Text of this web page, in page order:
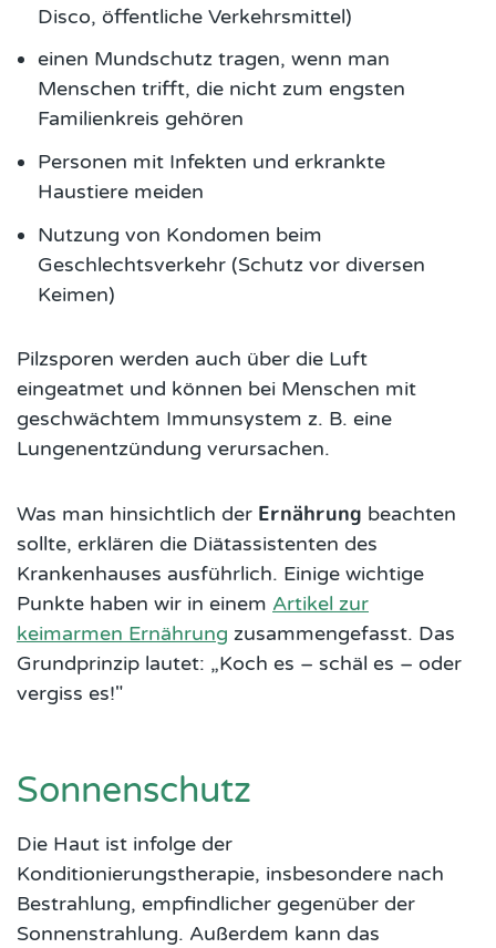
Disco, öffentliche Verkehrsmittel)
einen Mundschutz tragen, wenn man
Menschen trifft, die nicht zum engsten
Familienkreis gehören
Personen mit Infekten und erkrankte
Haustiere meiden
Nutzung von Kondomen beim
Geschlechtsverkehr (Schutz vor diversen
Keimen)
Pilzsporen werden auch über die Luft
eingeatmet und können bei Menschen mit
geschwächtem Immunsystem z. B. eine
Lungenentzündung verursachen.
Was man hinsichtlich der Ernährung beachten
sollte, erklären die Diätassistenten des
Krankenhauses ausführlich. Einige wichtige
Punkte haben wir in einem Artikel zur
keimarmen Ernährung zusammengefasst. Das
Grundprinzip lautet: „Koch es – schäl es – oder
vergiss es!"
Sonnenschutz
Die Haut ist infolge der
Konditionierungstherapie, insbesondere nach
Bestrahlung, empfindlicher gegenüber der
Sonnenstrahlung. Außerdem kann das